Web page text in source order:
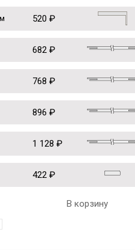
520 ₽
682 ₽
768 ₽
896 ₽
1 128 ₽
422 ₽
В корзину